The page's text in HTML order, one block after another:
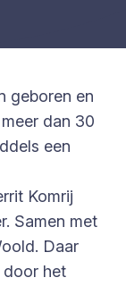
geboren en
dan 30
een
Komrij
Samen met
Daar
door het